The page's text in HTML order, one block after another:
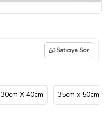
Satıcıya Sor
30cm X 40cm 35cm x 50cm